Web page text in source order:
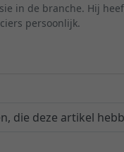
in de branche. Hij
persoonlijk.
die deze artikel